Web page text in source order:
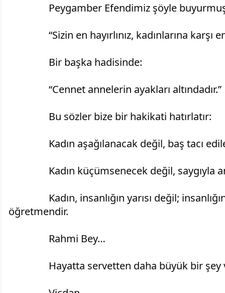
Peygamber Efendimiz şöyle
“Sizin en hayırlınız, kadınlarına karşı
		Bir başka hadisinde:
		“Cennet annelerin ayakları altındadır.”
		Bu sözler bize bir hakikati hatırlatır:
Kadın aşağılanacak değil, baş tacı
Kadın küçümsenecek değil, saygıyla
öğretmendir.
		Rahmi Bey…
Hayatta servetten daha büyük bir şey